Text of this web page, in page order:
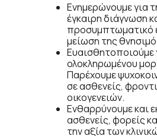
Ενημερώνουμε για
έγκαιρη διάγνωση
προσυμπτωματικό
μείωση της
Ευαισθητοποιούμε
ολοκληρωμένου
Παρέχουμε
σε ασθενείς,
οικογενειών.
Ενθαρρύνουμε και
ασθενείς, φορείς
την αξία των